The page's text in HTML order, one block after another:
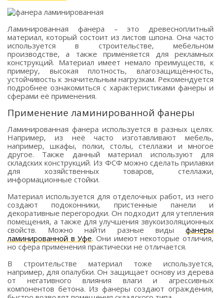
Ламинированная фанера – это древесноплитный
материал, который состоит из листов шпона. Она часто
используется в строительстве, мебельном
производстве, а также применяется для рекламных
конструкций. Материал имеет немало преимуществ, к
примеру, высокая плотность, влагозащищённость,
устойчивость к значительным нагрузкам. Рекомендуется
подробнее ознакомиться с характеристиками фанеры и
сферами её применения.
Применение ламинированной фанеры
Ламинированная фанера используется в разных целях.
Например, из неё часто изготавливают мебель,
например, шкафы, полки, столы, стеллажи и многое
другое. Также данный материал используют для
складских конструкций. Из ФСФ можно сделать прилавки
для хозяйственных товаров, стеллажи,
информационные стойки.
Материал используется для отделочных работ, из него
создают подоконники, пристенные панели и
декоративные перегородки. Он подходит для утепления
помещения, а также для улучшения звукоизоляционных
свойств. Можно найти разные виды фанеры
ламинированной в Уфе. Они имеют некоторые отличия,
но сфера применения практически не отличается.
В строительстве материал тоже используется,
например, для опалубки. Он защищает основу из дерева
от негативного влияния влаги и агрессивных
компонентов бетона. Из фанеры создают ограждения,